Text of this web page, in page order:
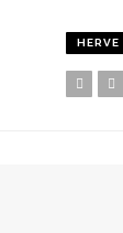
HERVE